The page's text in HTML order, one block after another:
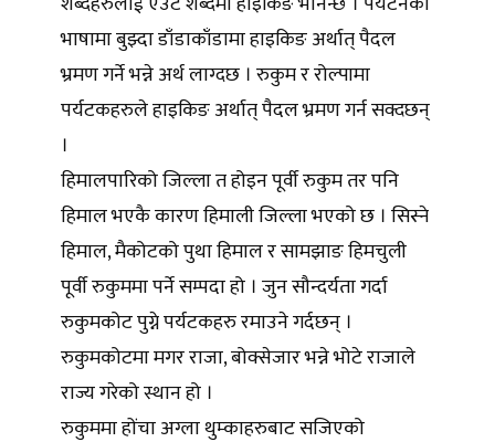
भाषामा बुझ्दा डाँडाकाँडामा हाइकिङ अर्थात् पैदल
भ्रमण गर्ने भन्ने अर्थ लाग्दछ । रुकुम र रोल्पामा
पर्यटकहरुले हाइकिङ अर्थात् पैदल भ्रमण गर्न सक्दछन्
।
हिमालपारिको जिल्ला त होइन पूर्वी रुकुम तर पनि
हिमाल भएकै कारण हिमाली जिल्ला भएको छ । सिस्ने
हिमाल, मैकोटको पुथा हिमाल र सामझाङ हिमचुली
पूर्वी रुकुममा पर्ने सम्पदा हो । जुन सौन्दर्यता गर्दा
रुकुमकोट पुग्ने पर्यटकहरु रमाउने गर्दछन् ।
रुकुमकोटमा मगर राजा, बोक्सेजार भन्ने भोटे राजाले
राज्य गरेको स्थान हो ।
रुकुममा होंचा अग्ला थुम्काहरुबाट सजिएको